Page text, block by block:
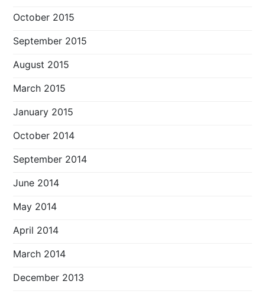
October 2015
September 2015
August 2015
March 2015
January 2015
October 2014
September 2014
June 2014
May 2014
April 2014
March 2014
December 2013